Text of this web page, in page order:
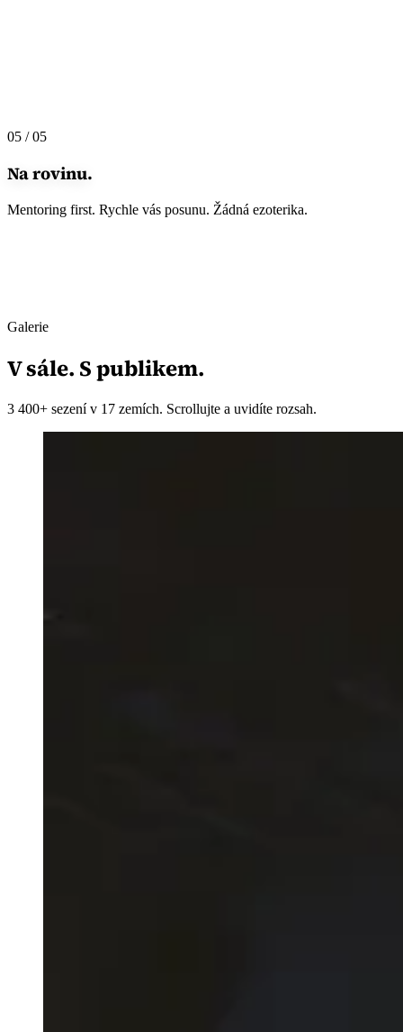
05 / 05
Na rovinu.
Mentoring first. Rychle vás posunu. Žádná ezoterika.
Galerie
V sále. S publikem.
3 400+ sezení v 17 zemích. Scrollujte a uvidíte rozsah.